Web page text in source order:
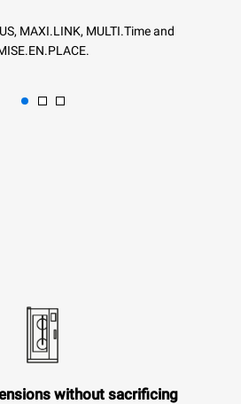
MAXI.LINK, MULTI.Time and
without sacrificing